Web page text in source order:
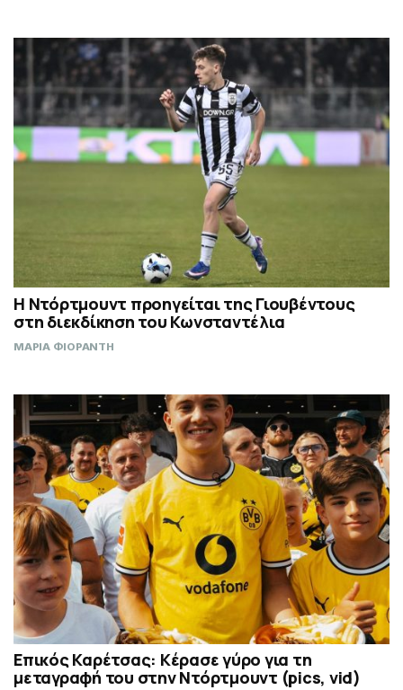
Η Ντόρτμουντ προηγείται της Γιουβέντους
στη διεκδίκηση του Κωνσταντέλια
ΜΑΡΙΑ ΦΙΟΡΑΝΤΗ
Επικός Καρέτσας: Κέρασε γύρο για τη
μεταγραφή του στην Ντόρτμουντ (pics, vid)